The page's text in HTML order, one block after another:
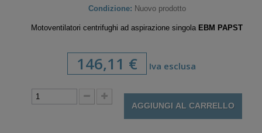
Condizione: Nuovo prodotto
Motoventilatori centrifughi ad aspirazione singola EBM PAPST
146,11 € Iva esclusa
AGGIUNGI AL CARRELLO